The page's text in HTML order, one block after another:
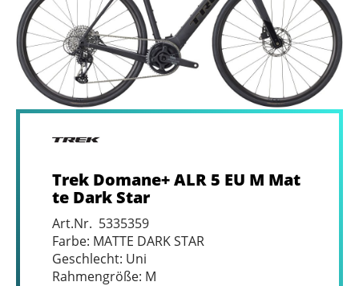
Trek Domane+ ALR 5 EU M Mat
te Dark Star
Art.Nr. 5335359
Farbe: MATTE DARK STAR
Geschlecht: Uni
Rahmengröße: M